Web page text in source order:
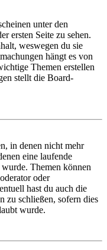
unter den
ersten Seite zu sehen.
weswegen du sie
hängt es von
Themen erstellen
stellt die Board-
in denen nicht mehr
eine laufende
Themen können
oder
hast du auch die
zu schließen, sofern dies
wurde.